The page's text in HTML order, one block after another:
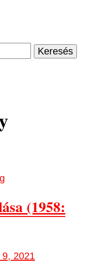
(1958:
9, 2021